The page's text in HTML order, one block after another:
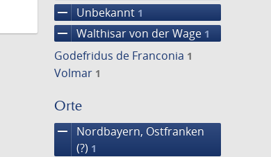
remove Unbekannt 1
remove Walthisar von der Wage 1
Godefridus de Franconia 1
Volmar 1
Orte
remove
Nordbayern, Ostfranken
(?) 1